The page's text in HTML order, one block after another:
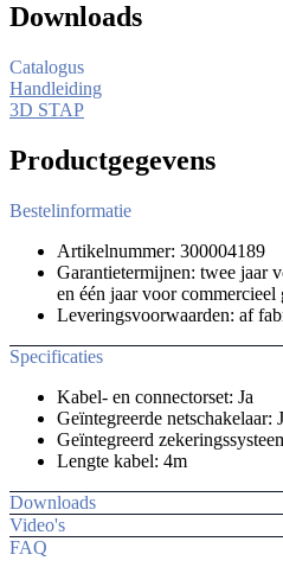
Downloads
Catalogus
Handleiding
3D STAP
Productgegevens
Bestelinformatie
Artikelnummer: 300004189
Garantietermijnen: twee jaar
en één jaar voor commercieel
Leveringsvoorwaarden: af
Specificaties
Kabel- en connectorset: Ja
Geïntegreerde netschakelaar:
Geïntegreerd
Lengte kabel: 4m
Downloads
Video's
FAQ